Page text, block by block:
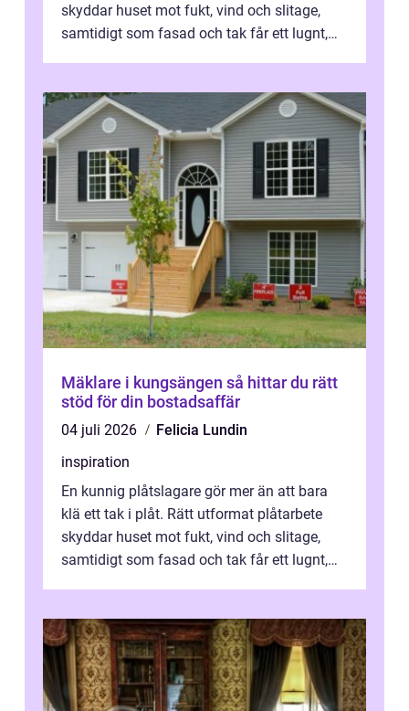
skyddar huset mot fukt, vind och slitage,
samtidigt som fasad och tak får ett lugnt,
Mäklare i kungsängen så hittar du rätt
stöd för din bostadsaffär
04 juli 2026
Felicia Lundin
inspiration
En kunnig plåtslagare gör mer än att bara
klä ett tak i plåt. Rätt utformat plåtarbete
skyddar huset mot fukt, vind och slitage,
samtidigt som fasad och tak får ett lugnt,